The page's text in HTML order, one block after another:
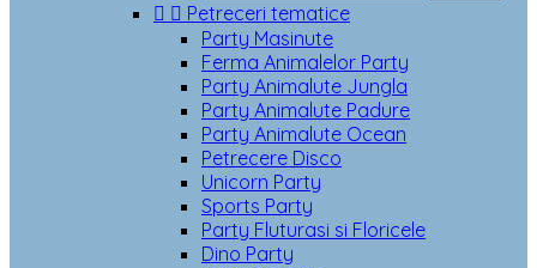
  Petreceri tematice
Party Masinute
Ferma Animalelor Party
Party Animalute Jungla
Party Animalute Padure
Party Animalute Ocean
Petrecere Disco
Unicorn Party
Sports Party
Party Fluturasi si Floricele
Dino Party